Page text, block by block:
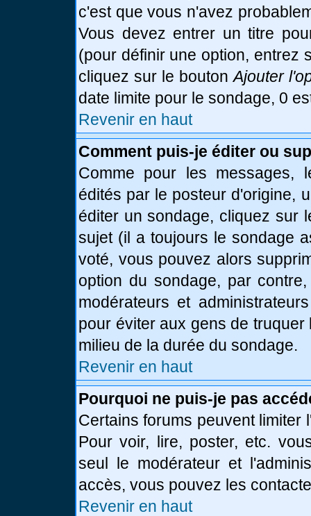
c'est que vous n'avez
Vous devez entrer un titre
(pour définir une option, entrez
cliquez sur le boutonAjouter
date limite pour le sondage, 0
Revenir en haut
Comment puis-je éditer ou
Comme pour les messages,
édités par le posteur d'origine,
éditer un sondage, cliquez sur
sujet (il a toujours le sondage
voté, vous pouvez alors
option du sondage, par
modérateurs et
pour éviter aux gens de
milieu de la durée du sondage.
Revenir en haut
Pourquoi ne puis-je pas
Certains forums peuvent limiter
Pour voir, lire, poster, etc.
seul le modérateur et
accès, vous pouvez les
Revenir en haut